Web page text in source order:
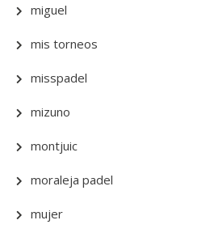
miguel
mis torneos
misspadel
mizuno
montjuic
moraleja padel
mujer